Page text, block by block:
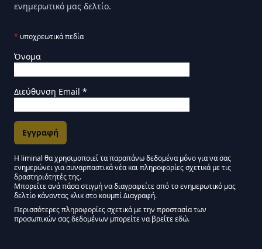
ενημερωτικό μας δελτίο.
* υποχρεωτικά πεδία
Όνομα
Διεύθυνση Email *
Εγκρίσεις Μάρκετινγκ
Η liminal θα χρησιμοποιεί τα παραπάνω δεδομένα μόνο για να σας
ενημερώνει για συναρπαστικά νέα και πληροφορίες σχετικά με τις
δραστηριότητές της.
Μείνετε συντονισμένοι - Ενημερωτικό δελτίο
Μπορείτε ανά πάσα στιγμή να διαγραφείτε από το ενημερωτικό μας
δελτίο κάνοντας κλικ στο κουμπί Διαγραφή.
Περισσότερες πληροφορίες σχετικά με την προστασία των
προσωπικών σας δεδομένων μπορείτε να βρείτε εδώ.